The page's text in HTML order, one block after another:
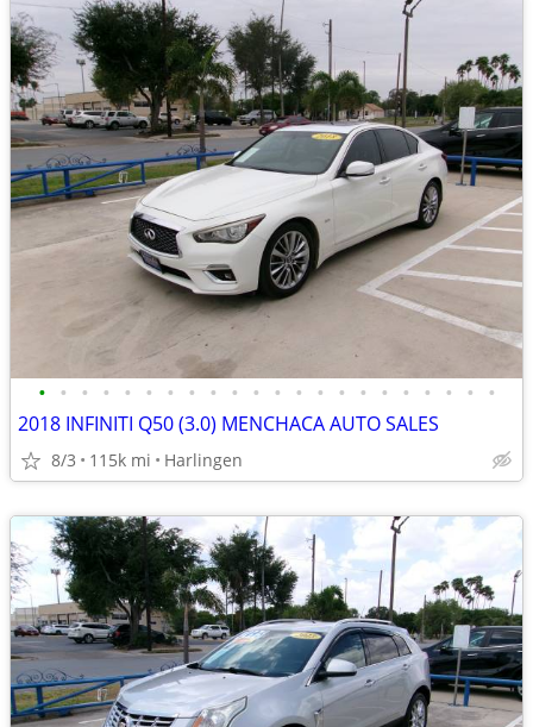
• • • • • • • • • • • • • • • • • • • • • •
2018 INFINITI Q50 (3.0) MENCHACA AUTO SALES
8/3 115k mi Harlingen